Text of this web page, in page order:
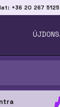
+36 20 267 5125